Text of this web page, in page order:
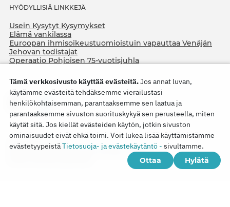
HYÖDYLLISIÄ LINKKEJÄ
Usein Kysytyt Kysymykset
Elämä vankilassa
Euroopan ihmisoikeustuomioistuin vapauttaa Venäjän
Jehovan todistajat
Operaatio Pohjoisen 75-vuotisjuhla
Copyright © 2026
Watch Tower Bible and Tract Society of Korea.
Tämä verkkosivusto käyttää evästeitä.Jos annat luvan,
käytämme evästeitä tehdäksemme vierailustasi
henkilökohtaisemman, parantaaksemme sen laatua ja
parantaaksemme sivuston suorituskykyä sen perusteella, miten
käytät sitä. Jos kiellät evästeiden käytön, jotkin sivuston
ominaisuudet eivät ehkä toimi. Voit lukea lisää käyttämistämme
evästetyypeistäTietosuoja- ja evästekäytäntö - sivultamme.
Ottaa
Hylätä